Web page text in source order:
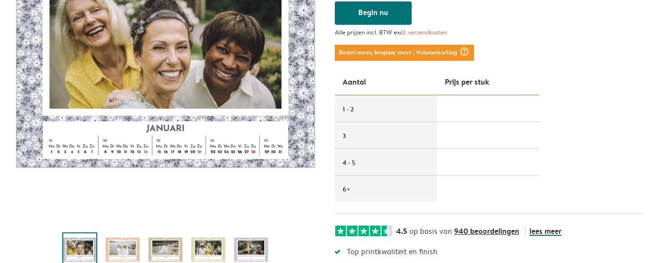
Begin nu
Alle prijzen incl. BTW excl.verzendkosten
Bestel meer, bespaar meer| Volumekorting question_mark_circle
Aantal Prijs per stuk
1 - 2
3
4 - 5
6+
4.5op basis van 940 beoordelingen lees meer
Top printkwaliteit en finish